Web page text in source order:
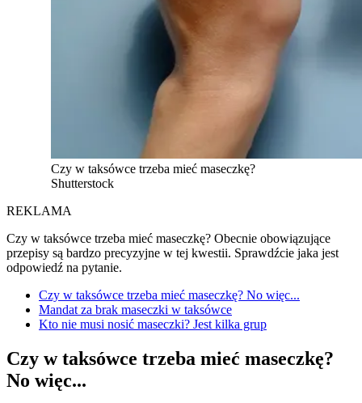
Czy w taksówce trzeba mieć maseczkę?
Shutterstock
REKLAMA
Czy w taksówce trzeba mieć maseczkę? Obecnie obowiązujące
przepisy są bardzo precyzyjne w tej kwestii. Sprawdźcie jaka jest
odpowiedź na pytanie.
Czy w taksówce trzeba mieć maseczkę? No więc...
Mandat za brak maseczki w taksówce
Kto nie musi nosić maseczki? Jest kilka grup
Czy w taksówce trzeba mieć maseczkę?
No więc...